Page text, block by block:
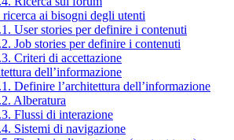
ai bisogni degli utenti
User stories per definire i contenuti
Job stories per definire i contenuti
Criteri di accettazione
dell’informazione
Definire l’architettura dell’informazione
Alberatura
Flussi di interazione
Sistemi di navigazione